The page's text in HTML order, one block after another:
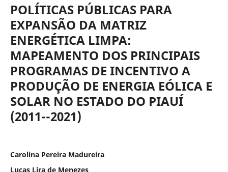
POLÍTICAS PÚBLICAS PARA
EXPANSÃO DA MATRIZ
ENERGÉTICA LIMPA:
MAPEAMENTO DOS PRINCIPAIS
PROGRAMAS DE INCENTIVO A
PRODUÇÃO DE ENERGIA EÓLICA E
SOLAR NO ESTADO DO PIAUÍ
(2011--2021)
Carolina Pereira Madureira
Lucas Lira de Menezes